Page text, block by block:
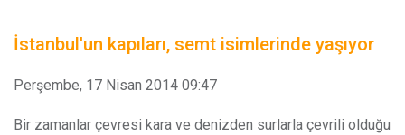
İstanbul'un kapıları, semt isimlerinde yaşıyor
Perşembe, 17 Nisan 2014 09:47
Bir zamanlar çevresi kara ve denizden surlarla çevrili olduğu